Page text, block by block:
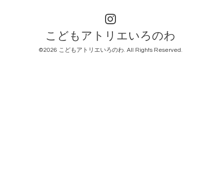
こどもアトリエいろのわ
©2026 こどもアトリエいろのわ. All Rights Reserved.